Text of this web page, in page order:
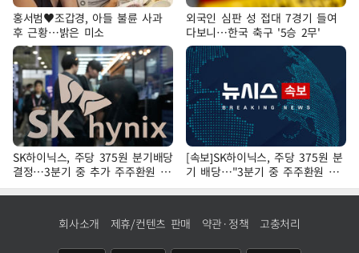
홍서범♥조갑경, 아들 불륜 사과
후 근황…밝은 미소
외국인 심판 성 접대 7경기 들여
다보니…한국 축구 '5승 2무'
SK하이닉스, 주당 375원 분기배당
결정…3분기 중 추가 주주환원 발
표
[속보]SK하이닉스, 주당 375원 분
기 배당…"3분기 중 주주환원 방
안 확정"
회사소개 제휴/컨텐츠 판매 약관·정책 고충처리